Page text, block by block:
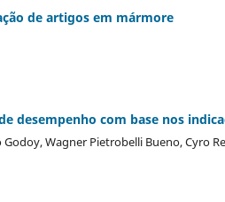
de artigos em mármore
desempenho com base nos
Wagner Pietrobelli Bueno, Cyro